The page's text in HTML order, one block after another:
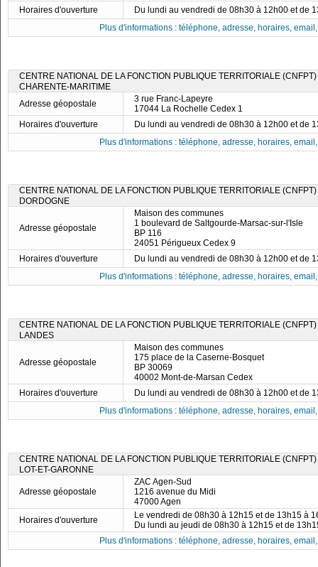
Horaires d'ouverture
Du lundi au vendredi de 08h30 à 12h00 et de
Plus d'informations : téléphone, adresse, horaires,
CENTRE NATIONAL DE LA FONCTION PUBLIQUE TERRITORIALE
CHARENTE-MARITIME
Adresse géopostale
3 rue Franc-Lapeyre
17044 La Rochelle Cedex 1
Horaires d'ouverture
Du lundi au vendredi de 08h30 à 12h00 et de
Plus d'informations : téléphone, adresse, horaires,
CENTRE NATIONAL DE LA FONCTION PUBLIQUE TERRITORIALE
DORDOGNE
Adresse géopostale
Maison des communes
1 boulevard de Saltgourde-Marsac-sur-l'Isle
BP 116
24051 Périgueux Cedex 9
Horaires d'ouverture
Du lundi au vendredi de 08h30 à 12h00 et de
Plus d'informations : téléphone, adresse, horaires,
CENTRE NATIONAL DE LA FONCTION PUBLIQUE TERRITORIALE
LANDES
Adresse géopostale
Maison des communes
175 place de la Caserne-Bosquet
BP 30069
40002 Mont-de-Marsan Cedex
Horaires d'ouverture
Du lundi au vendredi de 08h30 à 12h00 et de
Plus d'informations : téléphone, adresse, horaires,
CENTRE NATIONAL DE LA FONCTION PUBLIQUE TERRITORIALE
LOT-ET-GARONNE
Adresse géopostale
ZAC Agen-Sud
1216 avenue du Midi
47000 Agen
Horaires d'ouverture
Le vendredi de 08h30 à 12h15 et de 13h15 à
Du lundi au jeudi de 08h30 à 12h15 et de
Plus d'informations : téléphone, adresse, horaires,